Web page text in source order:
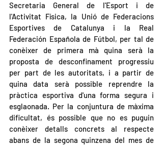
Secretaria General de l'Esport i de
l'Activitat Física, la Unió de Federacions
Esportives de Catalunya i la Real
Federación Española de Fútbol, per tal de
conèixer de primera mà quina serà la
proposta de desconfinament progressiu
per part de les autoritats, i a partir de
quina data serà possible reprendre la
pràctica esportiva d'una forma segura i
esglaonada. Per la conjuntura de màxima
dificultat, és possible que no es puguin
conèixer detalls concrets al respecte
abans de la segona quinzena del mes de